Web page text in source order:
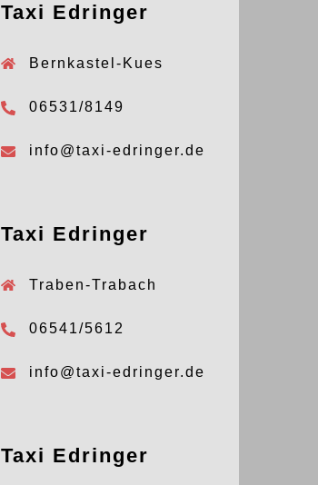
Taxi Edringer
Bernkastel-Kues
06531/8149
info@taxi-edringer.de
Taxi Edringer
Traben-Trabach
06541/5612
info@taxi-edringer.de
Taxi Edringer